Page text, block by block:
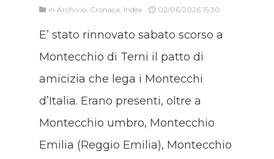
in Archivio Cronaca Index 02/06/2026 15:30
E’ stato rinnovato sabato scorso a
Montecchio di Terni il patto di
amicizia che lega i Montecchi
d’Italia. Erano presenti, oltre a
Montecchio umbro, Montecchio
Emilia (Reggio Emilia), Montecchio